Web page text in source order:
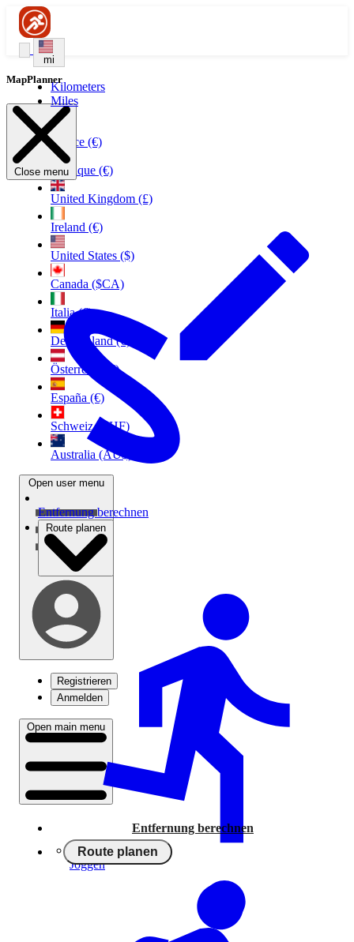
mi
Kilometers
Miles
France (€)
Belgique (€)
United Kingdom (£)
Ireland (€)
United States ($)
Canada ($CA)
Italia (€)
Deutschland (€)
Österreich (€)
España (€)
Schweiz (CHF)
Australia (AU$)
Open user menu
Registrieren
Anmelden
Open main menu
Entfernung berechnen
Route planen
MapPlanner
Close menu
Entfernung berechnen
Route planen
Joggen